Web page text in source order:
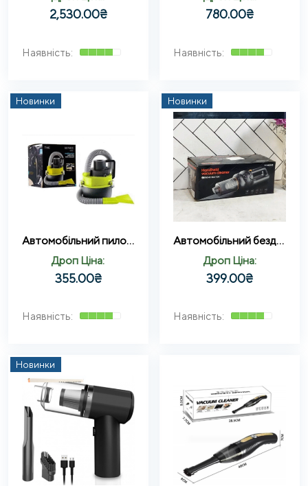
2,530.00₴ 780.00₴
Новинки
Автомобільний пилосос для сухого та вологого збирання The Black multifunction wet and dry vacuum
Дроп Ціна:
355.00₴
Новинки
Автомобільний бездротовий пилосос Car vacuum cleaner
Дроп Ціна:
399.00₴
Новинки